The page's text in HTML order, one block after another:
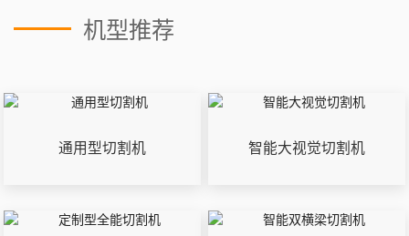
机型推荐
通用型切割机 智能大视觉切割机